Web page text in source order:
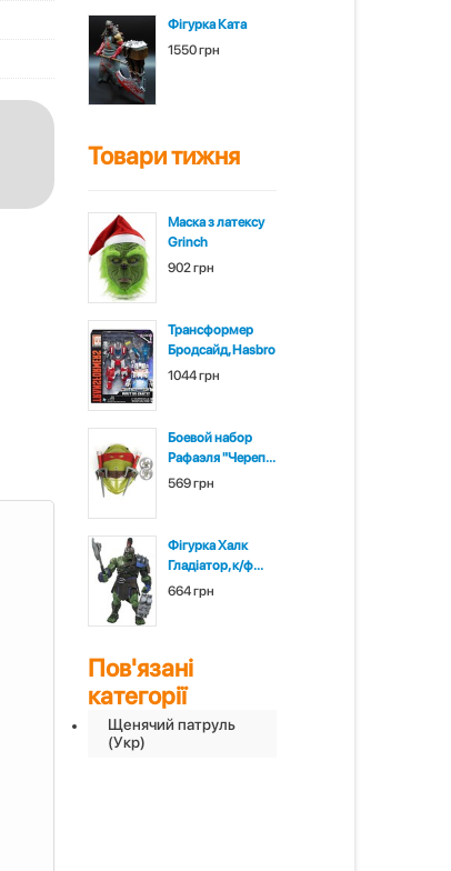
Фігурка Ката
1550 грн
Товари тижня
Маска з латексу
Grinch
902 грн
Трансформер
Бродсайд, Hasbro
1044 грн
Боевой набор
Рафаэля "Череп...
569 грн
Фігурка Халк
Гладіатор, к/ф...
664 грн
Пов'язані
категорії
Щенячий патруль
(Укр)